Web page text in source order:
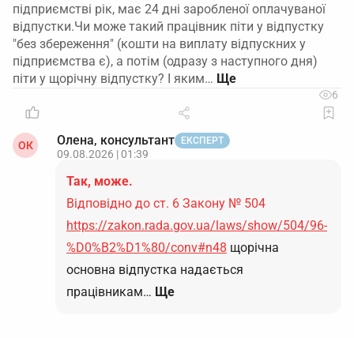
підприємстві рік, має 24 дні заробленої оплачуваної
відпустки.Чи може такий працівник піти у відпустку
"без збереження" (кошти на виплату відпускних у
підприємства є), а потім (одразу з наступного дня)
піти у щорічну відпустку? І яким…
6
ОК Олена, консультант ЕКСПЕРТ
09.08.2026 | 01:39
Так, може.
Відповідно до ст. 6 Закону № 504
https://zakon.rada.gov.ua/laws/show/504/96-
%D0%B2%D1%80/conv#n48 щорічна
основна відпустка надається
працівникам… Ще